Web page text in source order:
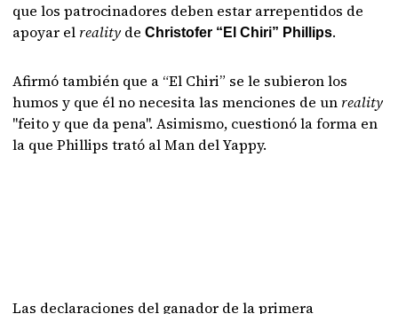
que los patrocinadores deben estar arrepentidos de
apoyar el reality deChristofer “El Chiri” Phillips.
Afirmó también que a “El Chiri” se le subieron los
humos y que él no necesita las menciones de un reality
"feito y que da pena". Asimismo, cuestionó la forma en
la que Phillips trató al Man del Yappy.
Las declaraciones del ganador de la primera